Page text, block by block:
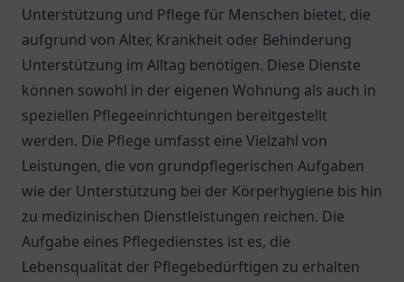
Unterstützung und Pflege für Menschen bietet, die
aufgrund von Alter, Krankheit oder Behinderung
Unterstützung im Alltag benötigen. Diese Dienste
können sowohl in der eigenen Wohnung als auch in
speziellen Pflegeeinrichtungen bereitgestellt
werden. Die Pflege umfasst eine Vielzahl von
Leistungen, die von grundpflegerischen Aufgaben
wie der Unterstützung bei der Körperhygiene bis hin
zu medizinischen Dienstleistungen reichen. Die
Aufgabe eines Pflegedienstes ist es, die
Lebensqualität der Pflegebedürftigen zu erhalten